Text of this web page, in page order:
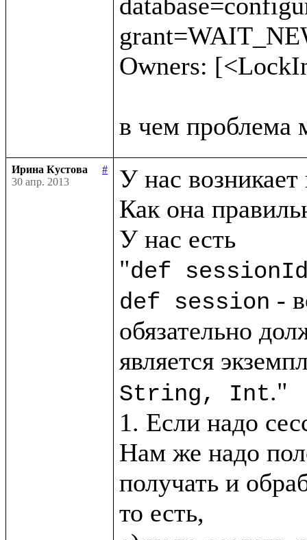
Owners:
Ирина Кустова
#
30 апр. 2013
У нас
Как она
У нас есть
"def
def session -
обязательно
является
String, Int."
1. Если надо
Нам же надо
получать и
то есть,